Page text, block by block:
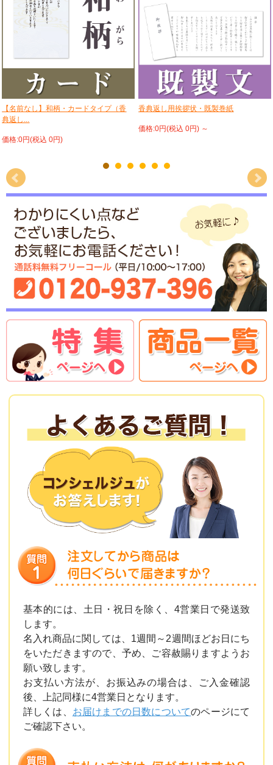
【名前なし】和柄・カードタイプ（香
典返し...
価格:0円(税込 0円)
香典返し用挨拶状・既製巻紙
価格:0円(税込 0円) ～
基本的には、土日・祝日を除く、4営業日で発送致
します。
名入れ商品に関しては、1週間～2週間ほどお日にち
をいただきますので、予め、ご容赦賜りますようお
願い致します。
お支払い方法が、お振込みの場合は、ご入金確認
後、上記同様に4営業日となります。
詳しくは、 お届けまでの日数についてのページにて
ご確認下さい。